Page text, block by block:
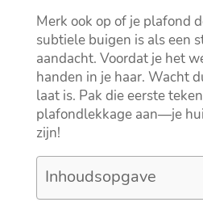
Merk ook op of je plafond
subtiele buigen is als een
aandacht.​ Voordat je het
handen in je haar.​ Wacht
laat is.​ Pak die eerste
plafondlekkage aan—je
zijn!
Inhoudsopgave